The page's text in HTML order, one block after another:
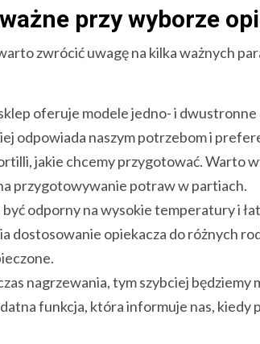
przy wyborze
zwrócić uwagę na kilka ważnych
oferuje modele jedno- i
odpowiada naszym potrzebom i
jakie chcemy przygotować. Warto
przygotowywanie potraw w partiach.
odporny na wysokie temperatury i
dostosowanie opiekacza do różnych
nagrzewania, tym szybciej
funkcja, która informuje nas, kiedy